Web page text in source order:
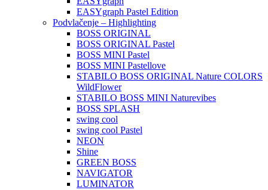
EASYgraph Pastel Edition
Podvlačenje – Highlighting
BOSS ORIGINAL
BOSS ORIGINAL Pastel
BOSS MINI Pastel
BOSS MINI Pastellove
STABILO BOSS ORIGINAL Nature COLORS
WildFlower
STABILO BOSS MINI Naturevibes
BOSS SPLASH
swing cool
swing cool Pastel
NEON
Shine
GREEN BOSS
NAVIGATOR
LUMINATOR